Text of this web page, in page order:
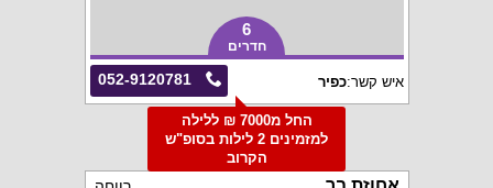
6
חדרים
052-9120781 איש קשר:כפיר
החל מ7000 ₪ ללילה
למזמינים 2 לילות בסופ"ש
הקרוב